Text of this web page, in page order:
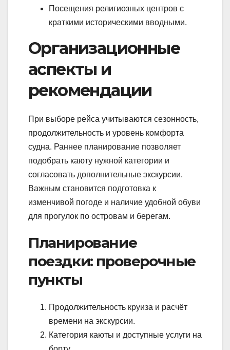
Посещения религиозных центров с
краткими историческими вводными.
Организационные
аспекты и
рекомендации
При выборе рейса учитываются сезонность,
продолжительность и уровень комфорта
судна. Раннее планирование позволяет
подобрать каюту нужной категории и
согласовать дополнительные экскурсии.
Важным становится подготовка к
изменчивой погоде и наличие удобной обуви
для прогулок по островам и берегам.
Планирование
поездки: проверочные
пункты
Продолжительность круиза и расчёт
времени на экскурсии.
Категория каюты и доступные услуги на